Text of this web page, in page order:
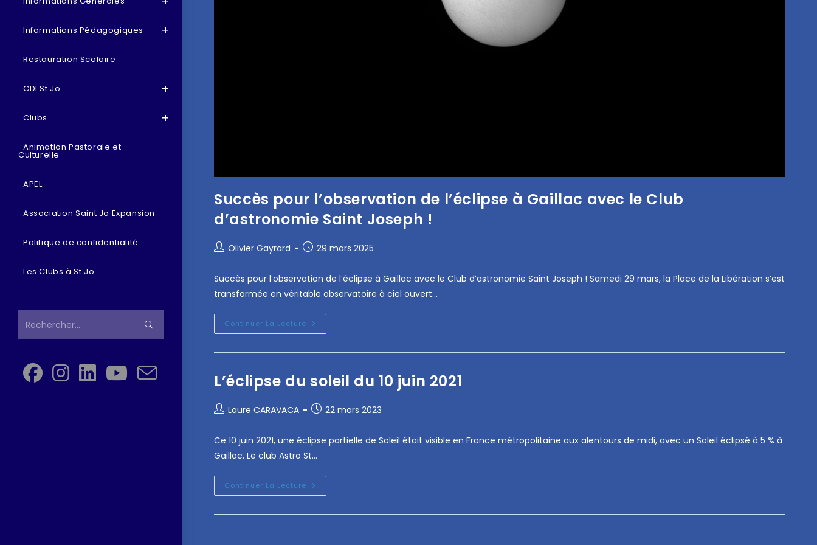
Informations Pédagogiques
Restauration Scolaire
CDI St Jo
Clubs
Animation Pastorale et
Culturelle
APEL
Association Saint Jo Expansion
Politique de confidentialité
Les Clubs à St Jo
Rechercher…
Succès pour l’observation de l’éclipse à Gaillac avec le Club
d’astronomie Saint Joseph !
Olivier Gayrard 29 mars 2025
Succès pour l’observation de l’éclipse à Gaillac avec le Club d’astronomie Saint Joseph ! Samedi 29 mars, la Place de la Libération s’est
transformée en véritable observatoire à ciel ouvert…
Continuer La Lecture
L’éclipse du soleil du 10 juin 2021
Laure CARAVACA 22 mars 2023
Ce 10 juin 2021, une éclipse partielle de Soleil était visible en France métropolitaine aux alentours de midi, avec un Soleil éclipsé à 5 % à
Gaillac. Le club Astro St…
Continuer La Lecture